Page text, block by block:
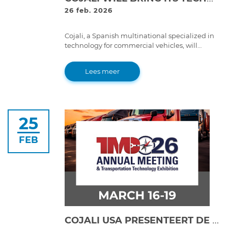
26 feb. 2026
Cojali, a Spanish multinational specialized in
technology for commercial vehicles, will
USA at Expo Foro Movilidad 2026, one of the
main meetings of the passenger transport
sector in Mexico
Lees meer
25
FEB
COJALI USA PRESENTEERT DE TOEKOMST VAN WAGENPARKONDERHOUD BIJ TMC 2026